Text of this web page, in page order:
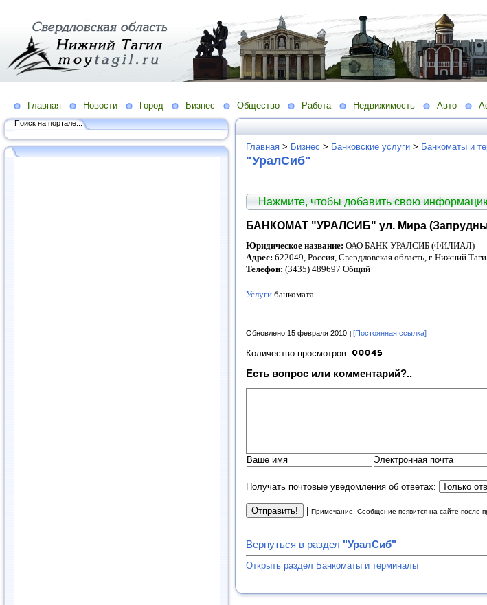
Главная Новости Город Бизнес Общество Работа Недвижимость Авто
Поиск на портале...
Главная > Бизнес > Банковские услуги > Банкоматы и
"УралСиб"
Нажмите, чтобы добавить свою
БАНКОМАТ "УРАЛСИБ" ул. Мира
Юридическое название: ОАО БАНК УРАЛСИБ (ФИЛИАЛ)
Адрес: 622049, Россия, Свердловская область, г. Нижний
Телефон: (3435) 489697 Общий
Услуги банкомата
Обновлено 15 февраля 2010 [Постоянная ссылка]
Количество просмотров:
Есть вопрос или комментарий?..
Ваше имя Электронная почта
Получать почтовые уведомления об ответах:
Примечание. Сообщение появится на сайте после
Вернуться в раздел "УралСиб"
Открыть раздел Банкоматы и терминалы